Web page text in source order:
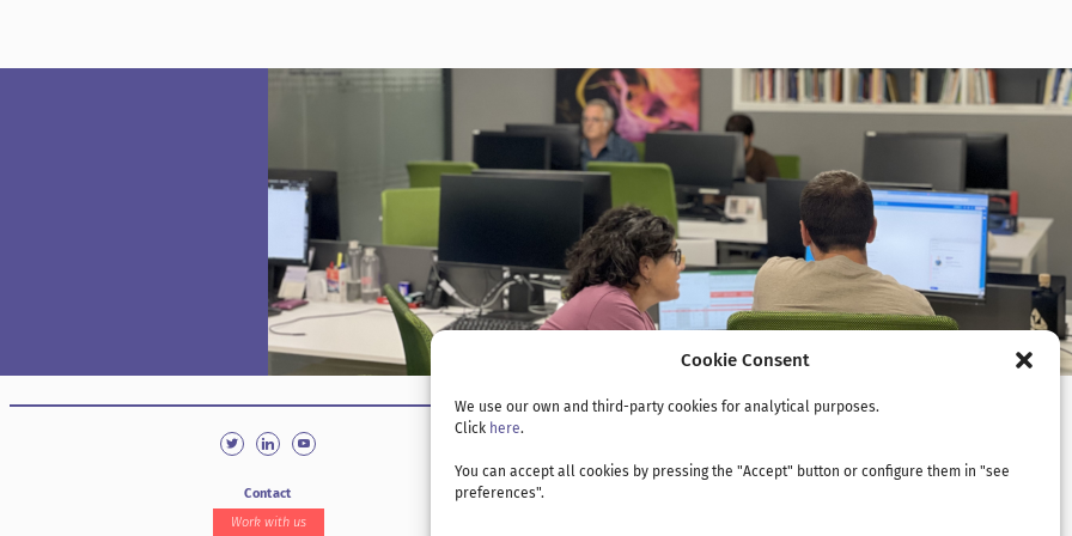
Cookie Consent
We use our own and third-party cookies for analytical purposes.
Click here.
You can accept all cookies by pressing the "Accept" button or configure them in "see
preferences".
Contact
Work with us